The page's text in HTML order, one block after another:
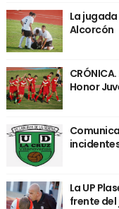
La
Alcorcón
Honor
La UP
frente del